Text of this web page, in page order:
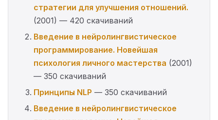
стратегии для улучшения отношений.
(2001) — 420 скачиваний
Введение в нейролингвистическое
программирование. Новейшая
психология личного мастерства (2001)
— 350 скачиваний
Принципы NLP — 350 скачиваний
Введение в нейролингвистическое